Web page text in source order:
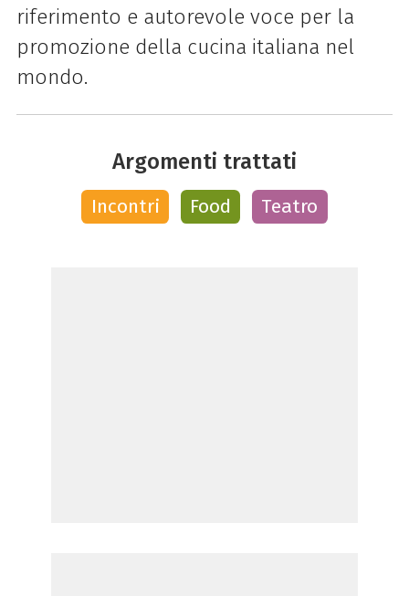
riferimento e autorevole voce per la
promozione della cucina italiana nel
mondo.
Argomenti trattati
Incontri Food Teatro